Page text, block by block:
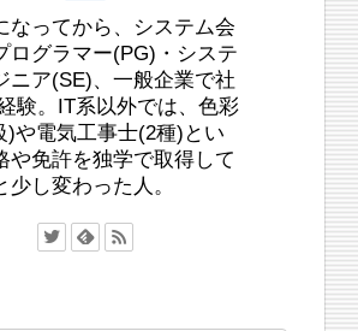
なってから、システム会
ログラマー(PG)・システ
ニア(SE)、一般企業で社
験。IT系以外では、色彩
)や電気工事士(2種)とい
や免許を独学で取得して
少し変わった人。